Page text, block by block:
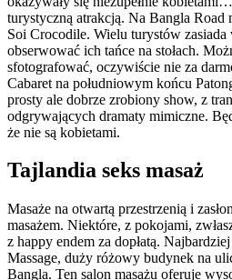
turystyczną atrakcją. Na Bangla Road
Soi Crocodile. Wielu turystów
obserwować ich tańce na stołach.
sfotografować, oczywiście nie za
Cabaret na południowym końcu
prosty ale dobrze zrobiony show, z
odgrywających dramaty mimiczne.
że nie są kobietami.
Tajlandia seks masaż
Masaże na otwartą przestrzenią i
masażem. Niektóre, z pokojami,
z happy endem za dopłatą.
Massage, duży różowy budynek na
Bangla. Ten salon masażu oferuje